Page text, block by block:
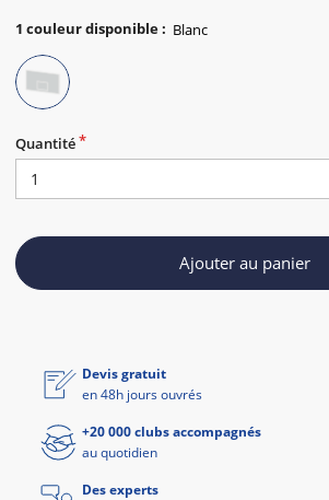
1 couleur disponible:
Quantité
Ajouter au panier
Devis gratuit
en 48h jours ouvrés
+20 000 clubs accompagnés
au quotidien
Des experts